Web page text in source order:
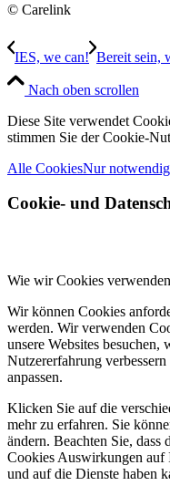
© Carelink
IES, we can! Bereit sein,
Nach oben scrollen
Diese Site verwendet
stimmen Sie der Cookie-
Alle CookiesNur
Cookie- und
Wie wir Cookies verwenden
Wir können Cookies
werden. Wir verwenden
unsere Websites
Nutzererfahrung
anpassen.
Klicken Sie auf die
mehr zu erfahren. Sie
ändern. Beachten Sie,
Cookies Auswirkungen auf
und auf die Dienste haben